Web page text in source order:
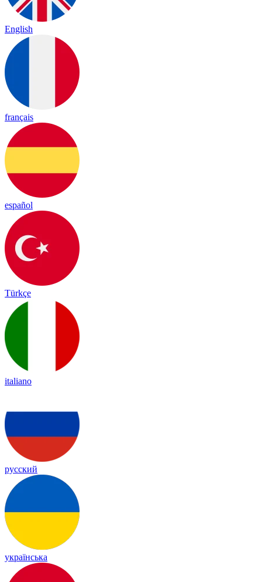
English
français
español
Türkçe
italiano
русский
українська